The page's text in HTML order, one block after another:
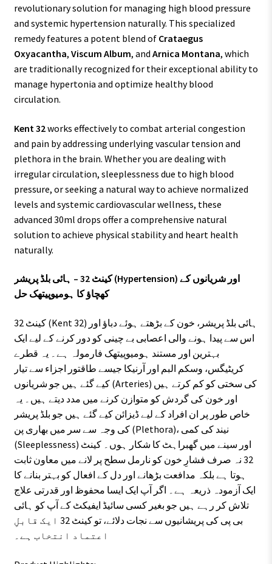
revolutionary solution for managing high blood pressure
and systemic hypertension naturally. This specialized
remedy features a potent blend of Crataegus
Oxyacantha, Viscum Album, and Arnica Montana, which
are traditionally recognized for their exceptional ability to
manage hypertonia and optimize healthy blood
circulation.
Kent 32works effectively to combat arterial congestion
and pain by addressing underlying vascular tension and
plethora in the brain. Whether you are dealing with
irregular circulation, sleeplessness due to high blood
pressure, or seeking a natural way to achieve normalized
levels and systemic cardiovascular wellness, these
advanced 30ml drops offer a comprehensive natural
solution to achieve physical stability and heart health
naturally.
کینٹ 32 – ہائی بلڈ پریشر (Hypertension) اور شریانوں کے
کھچاؤ کا ہومیوپیتھک حل
کینٹ 32 (Kent 32) ہائی بلڈ پریشر، خون کے بڑھتے ہوئے دباؤ اور
اس سے پیدا ہونے والی اعصابی بے چینی کو دور کرنے کے لیے ایک
بہترین اور مستند ہومیوپیتھک فارمولہ ہے۔ یہ قطرے
کریٹیگس، وسکم البم اور آرنیکا جیسے طاقتور اجزاء سے تیار
کیے گئے ہیں جو شریانوں (Arteries) کی سختی کو کم کرتے ہیں
اور خون کی گردش کو متوازن کرنے میں مدد دیتے ہیں۔ یہ
خاص طور پر ان افراد کے لیے ڈیزائن کیے گئے ہیں جو بلڈ پریشر
کی وجہ سے سر میں بھاری پن (Plethora)، نیند کی کمی
(Sleeplessness) اور سینے میں گھبراہٹ کا شکار ہوں۔ کینٹ
32 نہ صرف فشارِ خون کو نارمل سطح پر لانے میں معاون ثابت
ہوتا ہے بلکہ مدافعت بڑھانے اور دل کے افعال کو بہتر بنانے کا
ایک آزمودہ ذریعہ ہے۔ اگر آپ ایک ایسا محفوظ اور قدرتی علاج
تلاش کر رہے ہیں جو بغیر کسی سائیڈ ایفیکٹ کے آپ کو ہائی
بی پی کی پریشانیوں سے نجات دلائے، تو کینٹ 32 ایک قابلِ
اعتماد انتخاب ہے۔